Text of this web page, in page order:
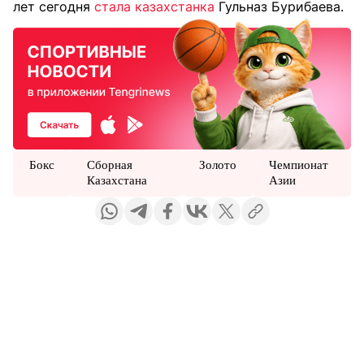
лет сегодня стала казахстанка Гульназ Бурибаева.
Бокс
Сборная
Казахстана
Золото
Чемпионат
Азии